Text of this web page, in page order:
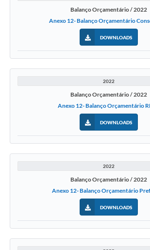
Balanço Orçamentário / 2022
Anexo 12- Balanço Orçamentário
DOWNLOADS
2022
Balanço Orçamentário / 2022
Anexo 12- Balanço Orçamentário
DOWNLOADS
2022
Balanço Orçamentário / 2022
Anexo 12- Balanço Orçamentário
DOWNLOADS